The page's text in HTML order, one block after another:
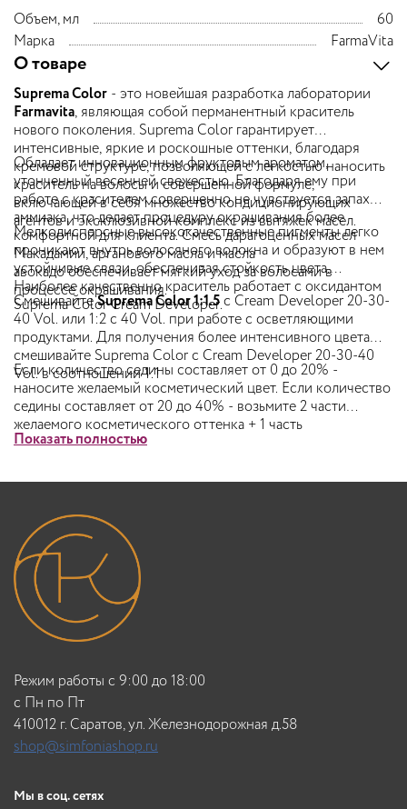
Объем, мл
60
Марка
FarmaVita
О товаре
Suprema Color - это новейшая разработка лаборатории
Farmavita, являющая собой перманентный краситель
нового поколения. Suprema Color гарантирует
интенсивные, яркие и роскошные оттенки, благодаря
кремовой структуре, позволяющей с легкостью наносить
краситель на волосы и совершенной формуле,
включающей в себя множество кондиционирующих
агентов и эксклюзивной комплекс из вытяжек масел.
Обладает инновационным фруктовым ароматом,
утонченный весенней свежестью. Благодаря ему при
работе с красителем совершенно не чувствуется запах
аммиака, что делает процедуру окрашивания более
комфортной для клиента. Смесь дарагоценных масел
Макадамии, арганового масла и масла
авокадо обеспечивает мягкий уход за волосами в
процессе окрашивания.
Мелкодисперсные высококачественные пигменты легко
проникают внутрь волосяного волокна и образуют в нем
устойчивые связи, обеспечивая стойкость цвета.
Наиболее качественно краситель работает с оксидантом
Suprema Color Cream Developer.
СмешивайтеSuprema Color 1:1.5с Cream Developer 20-30-
40 Vol. или 1:2 с 40 Vol. при работе с осветляющими
продуктами. Для получения более интенсивного цвета
смешивайте Suprema Color с Cream Developer 20-30-40
Vol. в соотношении 1:1
Если количество седины составляет от 0 до 20% -
наносите желаемый косметический цвет. Если количество
седины составляет от 20 до 40% - возьмите 2 части
желаемого косметического оттенка + 1 часть
соответствующего натурального оттенка. Если
часть желаемого косметического оттенка + 1 часть
количество седины составляет от 60 до 100% - возьмите 1
часть желаемого косметического оттенка + 2 часть
соответствующего натурального оттенка (например: 6.35
+ 6.0). Рекомендуемый состав смеси 1:1.
Показать полностью
Режим работы с 9:00 до 18:00
c Пн по Пт
410012 г. Саратов, ул. Железнодорожная д.58
shop@simfoniashop.ru
Мы в соц. сетях